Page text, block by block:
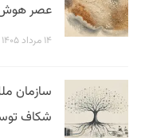
عصر هوش
۱۴ مرداد ۱۴۰۵
سازمان
شکاف